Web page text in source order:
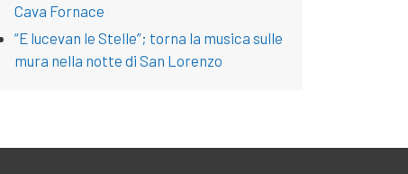
Cava Fornace
“E lucevan le Stelle”; torna la musica sulle
mura nella notte di San Lorenzo